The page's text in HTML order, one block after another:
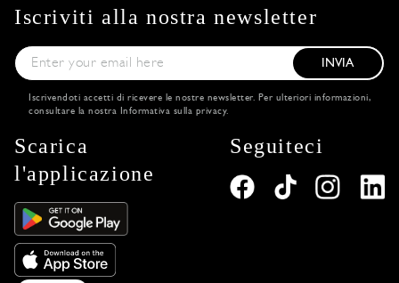
Iscriviti alla nostra newsletter
INVIA
Iscrivendoti accetti di ricevere le nostre newsletter. Per ulteriori informazioni,
consultare la nostra
Informativa sulla privacy.
Scarica
l'applicazione
Seguiteci